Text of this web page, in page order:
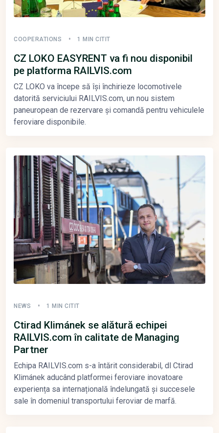
COOPERATIONS 1 MIN CITIT
CZ LOKO EASYRENT va fi nou disponibil
pe platforma RAILVIS.com
CZ LOKO va începe să își închirieze locomotivele
datorită serviciului RAILVIS.com, un nou sistem
paneuropean de rezervare și comandă pentru vehiculele
feroviare disponibile.
NEWS 1 MIN CITIT
Ctirad Klimánek se alătură echipei
RAILVIS.com în calitate de Managing
Partner
Echipa RAILVIS.com s-a întărit considerabil, dl Ctirad
Klimánek aducând platformei feroviare inovatoare
experiența sa internațională îndelungată și succesele
sale în domeniul transportului feroviar de marfă.